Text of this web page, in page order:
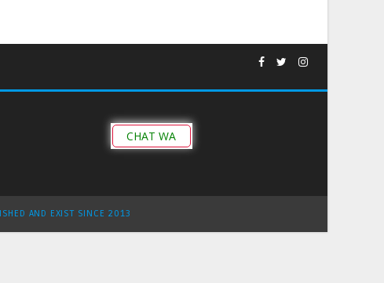
CHAT WA
AND EXIST SINCE 2013